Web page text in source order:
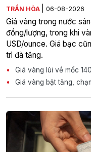
TRẦN HÒA 06-08-2026
Giá vàng trong nước
đồng/lượng, trong khi
USD/ounce. Giá bạc
trì đà tăng.
Giá vàng lùi về mốc
Giá vàng bật tăng,